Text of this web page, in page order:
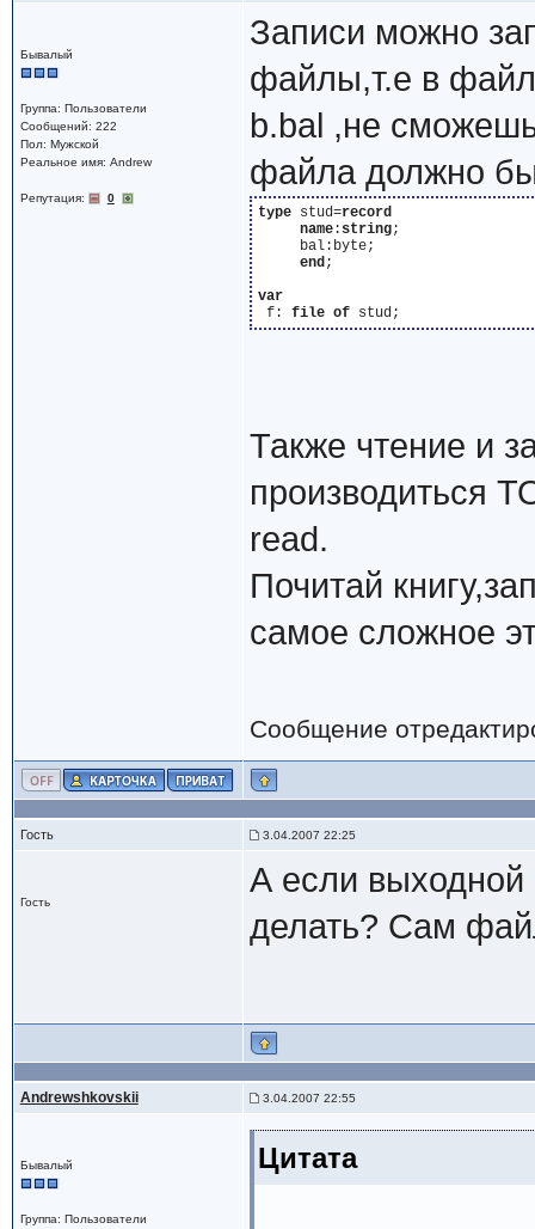
Бывалый
Группа: Пользователи
Сообщений: 222
Пол: Мужской
Реальное имя: Andrew
Репутация: 0
Записи можно
файлы,т.е в
b.bal ,не
файла должно
type stud=record
name:string;
     bal:byte;
end;
var
f: file of
Также чтение и
производиться
read.
Почитай
самое сложное
Сообщение
Гость 3.04.2007 22:25
Гость
А если выходной
делать? Сам
Andrewshkovskii 3.04.2007 22:55
Бывалый
Группа: Пользователи
Цитата